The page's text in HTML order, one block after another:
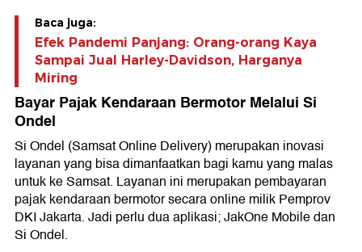
Baca juga:
Efek Pandemi Panjang: Orang-orang Kaya
Sampai Jual Harley-Davidson, Harganya
Miring
Bayar Pajak Kendaraan Bermotor Melalui Si
Ondel
Si Ondel (Samsat Online Delivery) merupakan inovasi
layanan yang bisa dimanfaatkan bagi kamu yang malas
untuk ke Samsat. Layanan ini merupakan pembayaran
pajak kendaraan bermotor secara online milik Pemprov
DKI Jakarta. Jadi perlu dua aplikasi; JakOne Mobile dan
Si Ondel.